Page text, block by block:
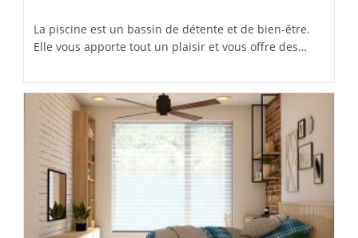
La piscine est un bassin de détente et de bien-être.
Elle vous apporte tout un plaisir et vous offre des…